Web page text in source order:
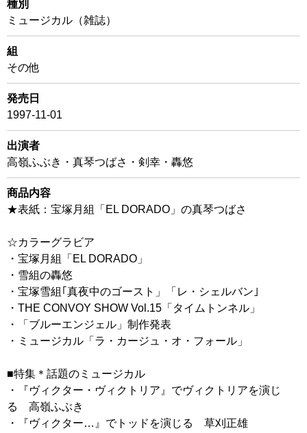
種別
ミュージカル（雑誌）
組
その他
発売日
1997-11-01
出演者
高嶺ふぶき・真琴つばさ・剣幸・轟悠
商品内容
★表紙：宝塚月組「EL DORADO」の真琴つばさ
☆カラーグラビア
・宝塚月組「EL DORADO」
・雪組の轟悠
・宝塚雪組｢真夜中のゴースト」「レ・シェルバン｣
・THE CONVOY SHOW Vol.15「タイムトンネル」
・「ブルーエンジェル」制作発表
・ミュージカル「ラ・カージュ・オ・フォール」
■特集＊話題のミュージカル
・『ヴィクター・ヴィクトリア』でヴィクトリアを演じ
る 高嶺ふぶき
・『ヴィクター…』でトッドを演じる 草刈正雄